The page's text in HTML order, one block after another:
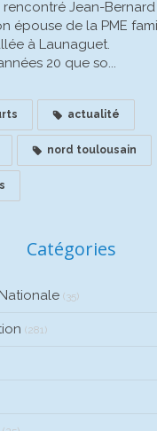
Jean-Bernard
épouse de la PME
à Launaguet.
20 que so...
actualité
nord toulousain
Catégories
(35)
(281)